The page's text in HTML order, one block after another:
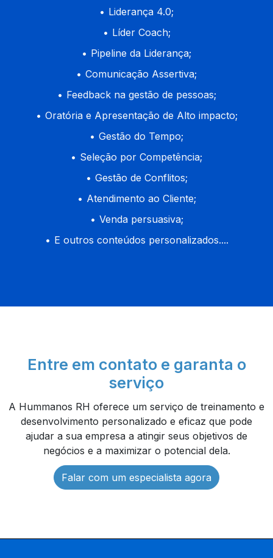
Liderança 4.0;
Líder Coach;
Pipeline da Liderança;
Comunicação Assertiva;
Feedback na gestão de pessoas;
Oratória e Apresentação de Alto impacto;
Gestão do Tempo;
Seleção por Competência;
Gestão de Conflitos;
Atendimento ao Cliente;
Venda persuasiva;
E outros conteúdos personalizados....
Entre em contato e garanta o
serviço
A Hummanos RH oferece um serviço de treinamento e
desenvolvimento personalizado e eficaz que pode
ajudar a sua empresa a atingir seus objetivos de
negócios e a maximizar o potencial dela.
Falar com um especialista agora